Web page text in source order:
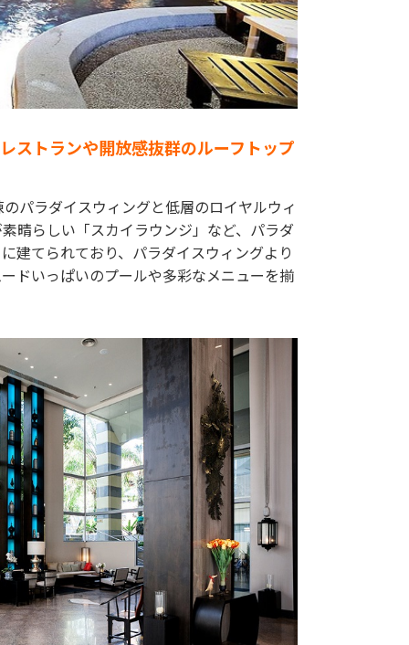
ストランや開放感抜群のルーフトップ
パラダイスウィングと低層のロイヤルウィ
晴らしい「スカイラウンジ」など、パラダ
建てられており、パラダイスウィングより
ドいっぱいのプールや多彩なメニューを揃